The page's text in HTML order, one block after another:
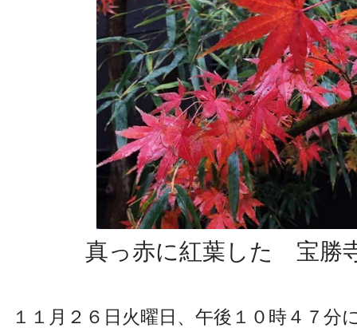
真っ赤に紅葉した 宝勝
１１月２６日火曜日、午後１０時４７分